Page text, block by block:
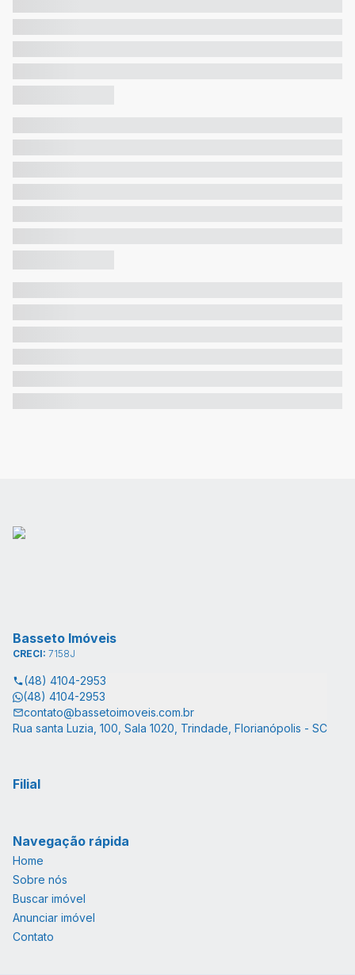
Basseto Imóveis
CRECI: 7158J
(48) 4104-2953
(48) 4104-2953
contato@bassetoimoveis.com.br
Rua santa Luzia, 100, Sala 1020, Trindade, Florianópolis - SC
Filial
Navegação rápida
Home
Sobre nós
Buscar imóvel
Anunciar imóvel
Contato